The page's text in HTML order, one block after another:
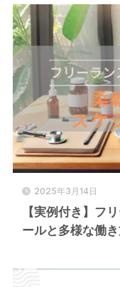
2025年3月14日
【実例付き】フ
ールと多様な働